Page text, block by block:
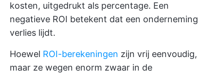
kosten, uitgedrukt als percentage. Een
negatieve ROI betekent dat een onderneming
verlies lijdt.
Hoewel ROI-berekeningen zijn vrij eenvoudig,
maar ze wegen enorm zwaar in de